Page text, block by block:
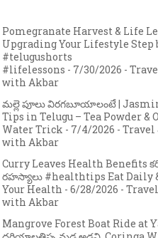
Pomegranate Harvest & Life
Upgrading Your Lifestyle Step
#telugushorts
#lifelessons - 7/30/2026 -
with Akbar
మల్లె పూలు విరగబూయాలంటే |
Tips in Telugu – Tea Powder &
Water Trick - 7/4/2026 - Travel
with Akbar
Curry Leaves Health Benefits
రహస్యాలు #healthtips Eat Daily
Your Health - 6/28/2026 -
with Akbar
Mangrove Forest Boat Ride at